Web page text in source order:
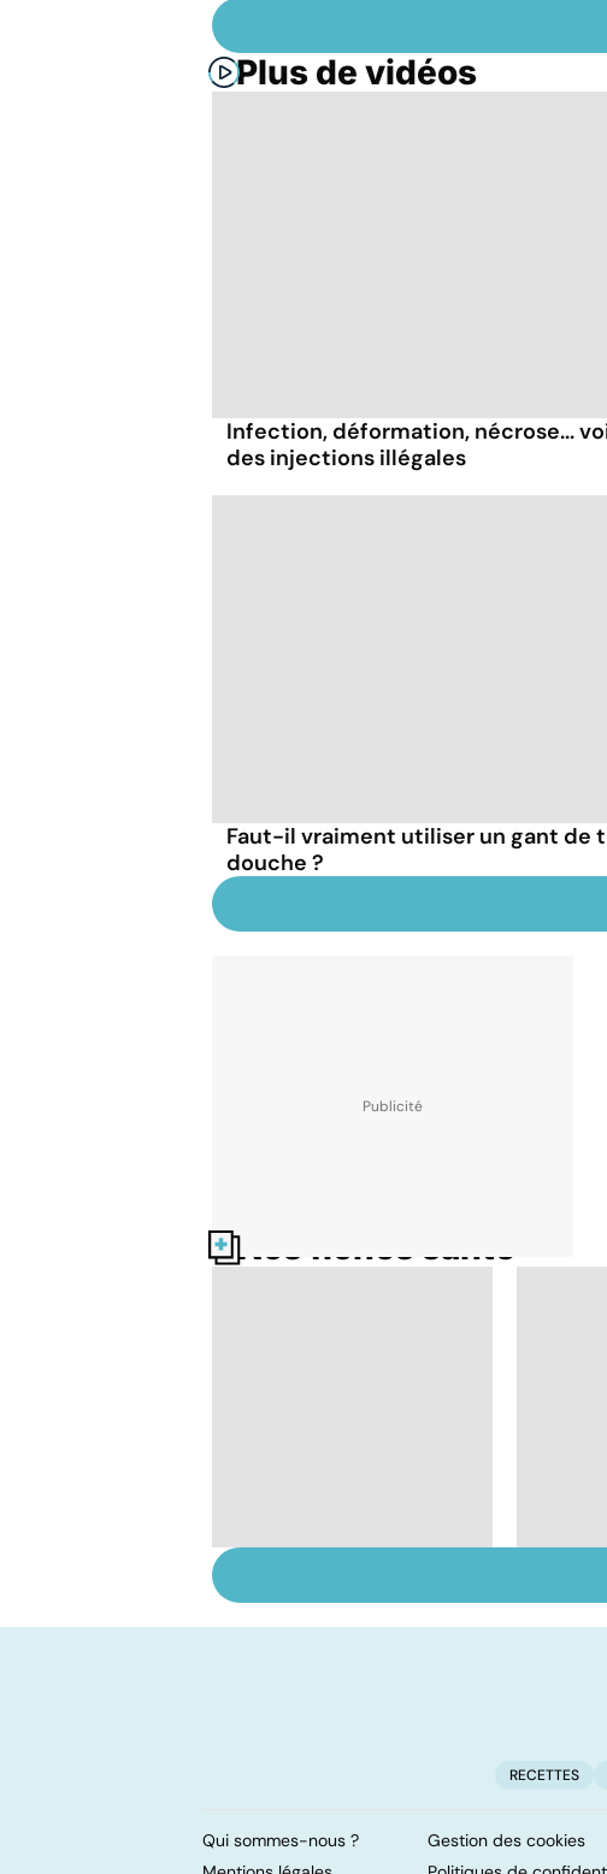
Plus de vidéos
Infection, déformation, nécrose...
des injections illégales
Faut-il vraiment utiliser un gant de
douche ?
Nos fiches santé
vitiligo
RECETTES
Qui sommes-nous ?
Gestion des cookies